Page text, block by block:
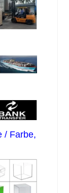
/ Farbe,